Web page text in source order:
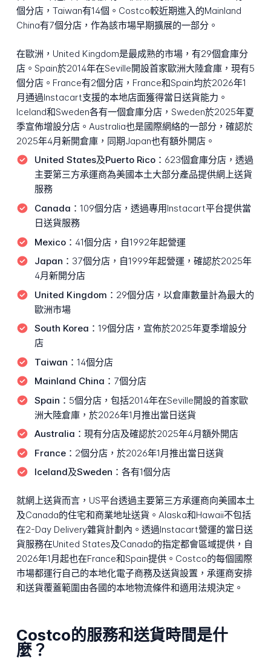
個分店，Taiwan有14個。Costco較近期進入的Mainland
China有7個分店，作為該市場早期擴展的一部分。
在歐洲，United Kingdom是最成熟的市場，有29個倉庫分
店。Spain於2014年在Seville開設首家歐洲大陸倉庫，現有5
個分店。France有2個分店，France和Spain均於2026年1
月通過Instacart支援的本地店面獲得當日送貨能力。
Iceland和Sweden各有一個倉庫分店，Sweden於2025年夏
季宣佈增設分店。Australia也是國際網絡的一部分，確認於
2025年4月新開倉庫，同期Japan也有額外開店。
United States及Puerto Rico： 623個倉庫分店，透過
主要第三方承運商為美國本土大部分產品提供網上送貨
服務
Canada： 109個分店，透過專用Instacart平台提供當
日送貨服務
Mexico： 41個分店，自1992年起營運
Japan： 37個分店，自1999年起營運，確認於2025年
4月新開分店
United Kingdom： 29個分店，以倉庫數量計為最大的
歐洲市場
South Korea： 19個分店，宣佈於2025年夏季增設分
店
Taiwan： 14個分店
Mainland China： 7個分店
Spain： 5個分店，包括2014年在Seville開設的首家歐
洲大陸倉庫，於2026年1月推出當日送貨
Australia： 現有分店及確認於2025年4月額外開店
France： 2個分店，於2026年1月推出當日送貨
Iceland及Sweden： 各有1個分店
就網上送貨而言，US平台透過主要第三方承運商向美國本土
及Canada的住宅和商業地址送貨。Alaska和Hawaii不包括
在2-Day Delivery雜貨計劃內。透過Instacart營運的當日送
貨服務在United States及Canada的指定都會區域提供，自
2026年1月起也在France和Spain提供。Costco的每個國際
市場都運行自己的本地化電子商務及送貨設置，承運商安排
和送貨覆蓋範圍由各國的本地物流條件和適用法規決定。
Costco的服務和送貨時間是什
麼？